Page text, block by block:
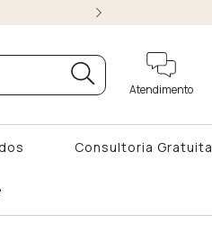
Atendimento
Consultoria Gratuita